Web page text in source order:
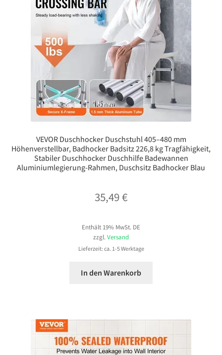
VEVOR Duschhocker Duschstuhl 405–480 mm
Höhenverstellbar, Badhocker Badsitz 226,8 kg Tragfähigkeit,
Stabiler Duschhocker Duschhilfe Badewannen
Aluminiumlegierung-Rahmen, Duschsitz Badhocker Blau
35,49€
Enthält 19% MwSt. DE
zzgl. Versand
Lieferzeit: ca. 1-5 Werktage
In den Warenkorb